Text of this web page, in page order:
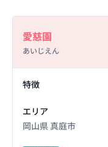
愛慈園
あいじえん
特徴
エリア
岡山県 真庭市